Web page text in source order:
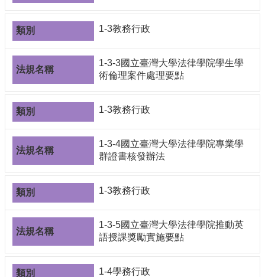
1-3教務行政
1-3-3國立臺灣大學法律學院學生學
術倫理案件處理要點
1-3教務行政
1-3-4國立臺灣大學法律學院專業學
群證書核發辦法
1-3教務行政
1-3-5國立臺灣大學法律學院推動英
語授課獎勵實施要點
1-4學務行政